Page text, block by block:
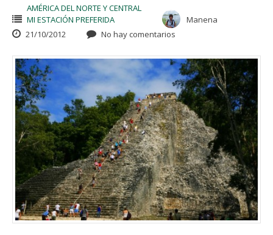
AMÉRICA DEL NORTE Y CENTRAL
MI ESTACIÓN PREFERIDA
Manena
21/10/2012
No hay comentarios